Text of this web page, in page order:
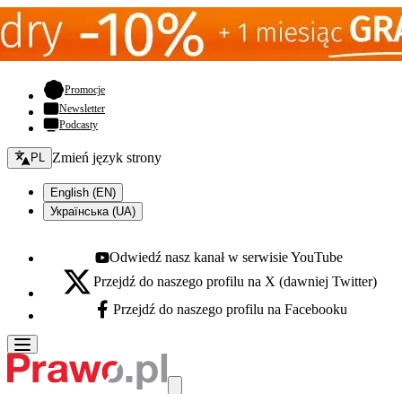
Promocje- otwiera się w nowej karcie
Newsletter
Podcasty
Zmień język - bieżący:
PL Zmień język strony
English (EN)
Українська (UA)
Youtube - otwiera się w nowej karcie
Odwiedź nasz kanał w serwisie YouTube
X - otwiera się w nowej karcie
Przejdź do naszego profilu na X (dawniej Twitter)
Facebook - otwiera się w nowej karcie
Przejdź do naszego profilu na Facebooku